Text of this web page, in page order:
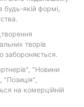
якій формі,
творів
забороняється.
"Новини
"Позиція",
на комерційній